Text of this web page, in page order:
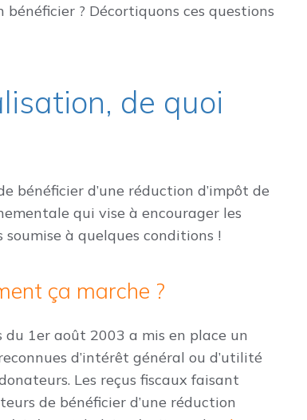
? Décortiquons ces questions
de quoi
bénéficier d’une réduction d’impôt de
qui vise à encourager les
à quelques conditions !
ça marche ?
1er août 2003 a mis en place un
d’intérêt général ou d’utilité
Les reçus fiscaux faisant
de bénéficier d’une réduction